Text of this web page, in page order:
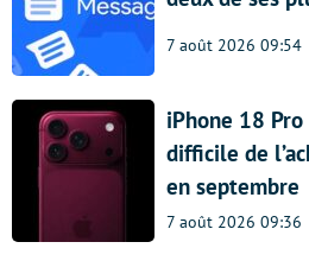
7 août 2026 09:54
iPhone 18
difficile de
en septembre
7 août 2026 09:36